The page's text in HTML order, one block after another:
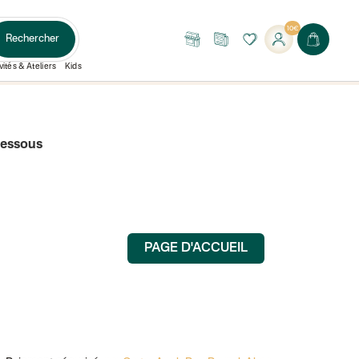
Rechercher
Nos
Le
10€
& Ateliers Kids
PAGE D'ACCUEIL